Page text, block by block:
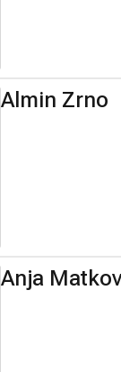
Almin Zrno
Anja